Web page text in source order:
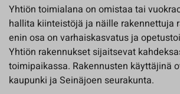
Yhtiön toimialana on omistaa tai
hallita kiinteistöjä ja näille rakennettuja
enin osa on varhaiskasvatus ja
Yhtiön rakennukset sijaitsevat
toimipaikassa. Rakennusten käyttäjinä
kaupunki ja Seinäjoen seurakunta.